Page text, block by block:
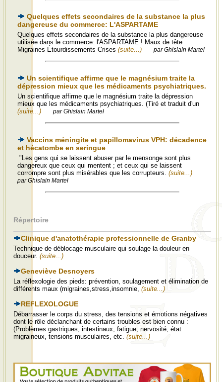
Quelques effets secondaires de la substance la plus
dangereuse du commerce: L'ASPARTAME
Quelques effets secondaires de la substance la plus dangereuse
utilisée dans le commerce: l'ASPARTAME ! Maux de tête
Migraines Étourdissements Crises (suite...) par Ghislain Martel
Un scientifique affirme que le magnésium traite la
dépression mieux que les médicaments psychiatriques.
Un scientifique affirme que le magnésium traite la dépression
mieux que les médicaments psychiatriques. (Tiré et traduit d'un
(suite...)
par Ghislain Martel
Vaccins méningite et papillomavirus VPH: décadence
et hécatombe en seringue
"Les gens qui se laissent abuser par le mensonge sont plus
dangereux que ceux qui mentent ; et ceux qui se laissent
corrompre sont plus misérables que les corrupteurs. (suite...)
par Ghislain Martel
Répertoire
Clinique d'anatothérapie professionnelle de Granby
Technique de déblocage musculaire qui soulage la douleur en
douceur. (suite...)
Geneviève Desnoyers
La réflexologie des pieds: prévention, soulagement et élimination de
différents maux (migraines,stress,insomnie, (suite...)
REFLEXOLOGUE
Débarrasser le corps du stress, des tensions et émotions négatives
dont le rôle déclanchant de certains troubles est bien connu :
(Problèmes gastriques, intestinaux, fatigue, nervosité, état
migraineux, tensions musculaires, etc. (suite...)